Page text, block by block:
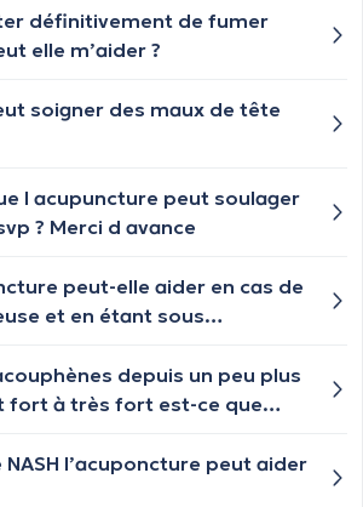
définitivement de fumer
elle m’aider ?
soigner des maux de tête
l acupuncture peut soulager
? Merci d avance
peut-elle aider en cas de
et en étant sous
depuis un peu plus
fort à très fort est-ce que
l’acuponcture peut aider